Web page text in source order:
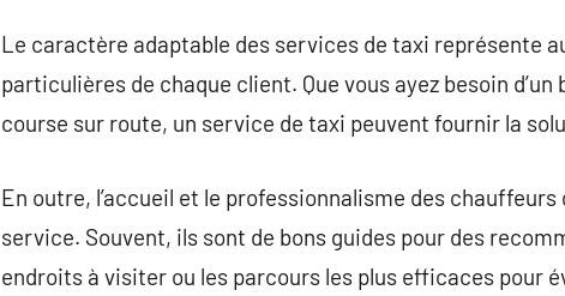
Le caractère adaptable des services de taxi représente
particulières de chaque client. Que vous ayez besoin
course sur route, un service de taxi peuvent fournir la
En outre, l’accueil et le professionnalisme des
service. Souvent, ils sont de bons guides pour des
endroits à visiter ou les parcours les plus efficaces pour